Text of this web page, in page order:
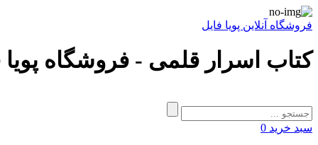
فروشگاه آنلاین پویا فایل
کتاب اسرار قلمی - فروشگاه پویا
سبد خرید 0